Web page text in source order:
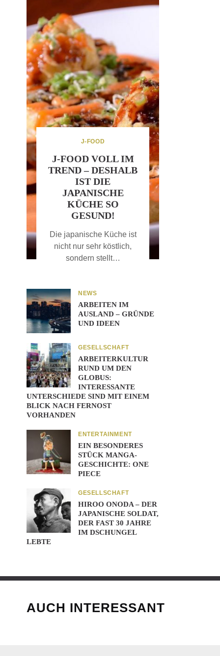
J-FOOD
J-FOOD VOLL IM
TREND – DESHALB
IST DIE
JAPANISCHE
KÜCHE SO
GESUND!
Die japanische Küche ist
nicht nur sehr köstlich,
sondern stellt…
NEWS
ARBEITEN IM
AUSLAND – GRÜNDE
UND IDEEN
GESELLSCHAFT
ARBEITERKULTUR
RUND UM DEN
GLOBUS:
INTERESSANTE
UNTERSCHIEDE SIND MIT EINEM
BLICK NACH FERNOST
VORHANDEN
ENTERTAINMENT
EIN BESONDERES
STÜCK MANGA-
GESCHICHTE: ONE
PIECE
GESELLSCHAFT
HIROO ONODA – DER
JAPANISCHE SOLDAT,
DER FAST 30 JAHRE
IM DSCHUNGEL
LEBTE
AUCH INTERESSANT